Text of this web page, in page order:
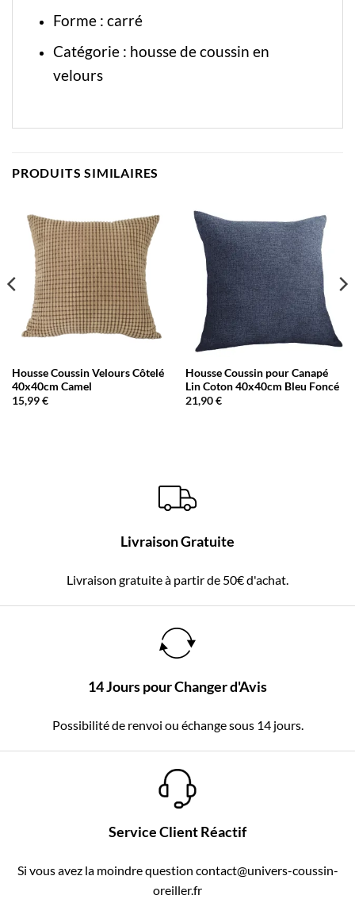
Forme : carré
Catégorie : housse de coussin en
velours
PRODUITS SIMILAIRES
Housse Coussin Velours Côtelé
40x40cm Camel
15,99€
Housse Coussin pour Canapé
Lin Coton 40x40cm Bleu Foncé
21,90€
Livraison Gratuite
Livraison gratuite à partir de 50€ d'achat.
14 Jours pour Changer d'Avis
Possibilité de renvoi ou échange sous 14 jours.
Service Client Réactif
Si vous avez la moindre question contact@univers-coussin-
oreiller.fr